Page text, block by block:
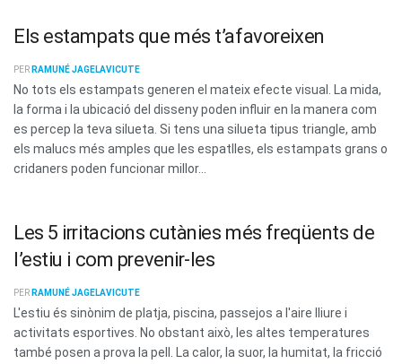
Els estampats que més t’afavoreixen
PER RAMUNÉ JAGELAVICUTE
No tots els estampats generen el mateix efecte visual. La mida,
la forma i la ubicació del disseny poden influir en la manera com
es percep la teva silueta. Si tens una silueta tipus triangle, amb
els malucs més amples que les espatlles, els estampats grans o
cridaners poden funcionar millor...
Les 5 irritacions cutànies més freqüents de
l’estiu i com prevenir-les
PER RAMUNÉ JAGELAVICUTE
L'estiu és sinònim de platja, piscina, passejos a l'aire lliure i
activitats esportives. No obstant això, les altes temperatures
també posen a prova la pell. La calor, la suor, la humitat, la fricció